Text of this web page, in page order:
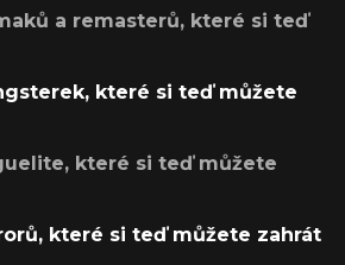
a remasterů, které si teď
které si teď můžete
které si teď můžete
které si teď můžete zahrát